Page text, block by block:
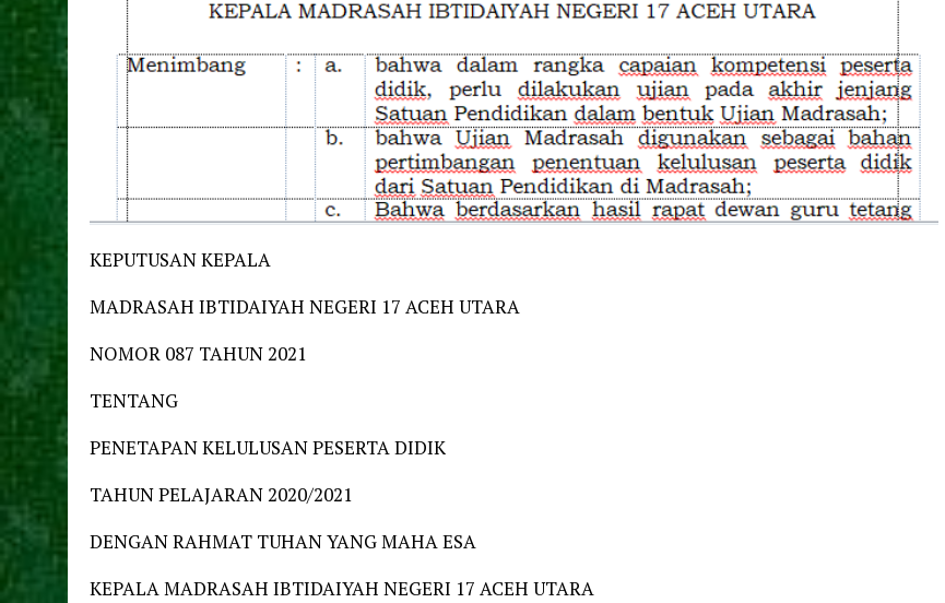
KEPUTUSAN KEPALA
MADRASAH IBTIDAIYAH NEGERI 17 ACEH UTARA
NOMOR 087 TAHUN 2021
TENTANG
PENETAPAN KELULUSAN PESERTA DIDIK
TAHUN PELAJARAN 2020/2021
DENGAN RAHMAT TUHAN YANG MAHA ESA
KEPALA MADRASAH IBTIDAIYAH NEGERI 17 ACEH UTARA